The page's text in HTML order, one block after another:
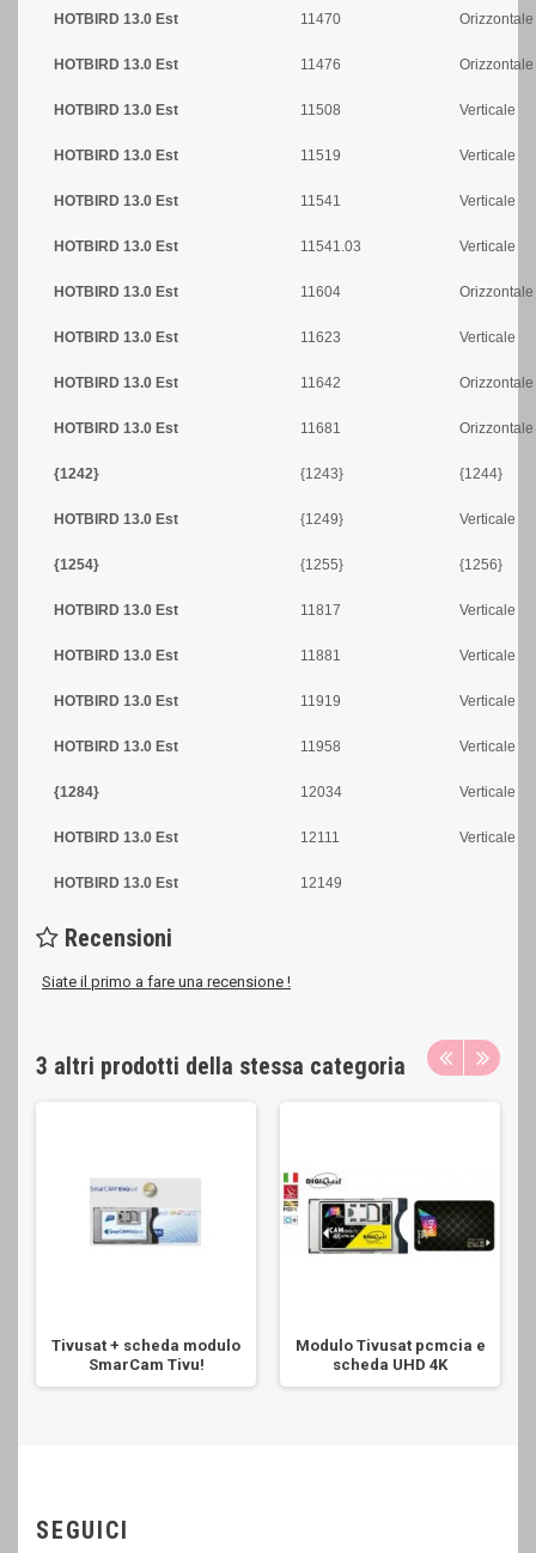
HOTBIRD 13.0 Est 11470 Orizzontale
HOTBIRD 13.0 Est 11476 Orizzontale
HOTBIRD 13.0 Est 11508 Verticale
HOTBIRD 13.0 Est 11519 Verticale
HOTBIRD 13.0 Est 11541 Verticale
HOTBIRD 13.0 Est 11541.03 Verticale
HOTBIRD 13.0 Est 11604 Orizzontale
HOTBIRD 13.0 Est 11623 Verticale
HOTBIRD 13.0 Est 11642 Orizzontale
HOTBIRD 13.0 Est 11681 Orizzontale
{1242} {1243} {1244}
HOTBIRD 13.0 Est {1249} Verticale
{1254} {1255} {1256}
HOTBIRD 13.0 Est 11817 Verticale
HOTBIRD 13.0 Est 11881 Verticale
HOTBIRD 13.0 Est 11919 Verticale
HOTBIRD 13.0 Est 11958 Verticale
{1284} 12034 Verticale
HOTBIRD 13.0 Est 12111 Verticale
HOTBIRD 13.0 Est 12149
Recensioni
Siate il primo a fare una recensione !
3 altri prodotti della stessa categoria
Tivusat + scheda modulo
SmarCam Tivu!
Modulo Tivusat pcmcia e
scheda UHD 4K
SEGUICI